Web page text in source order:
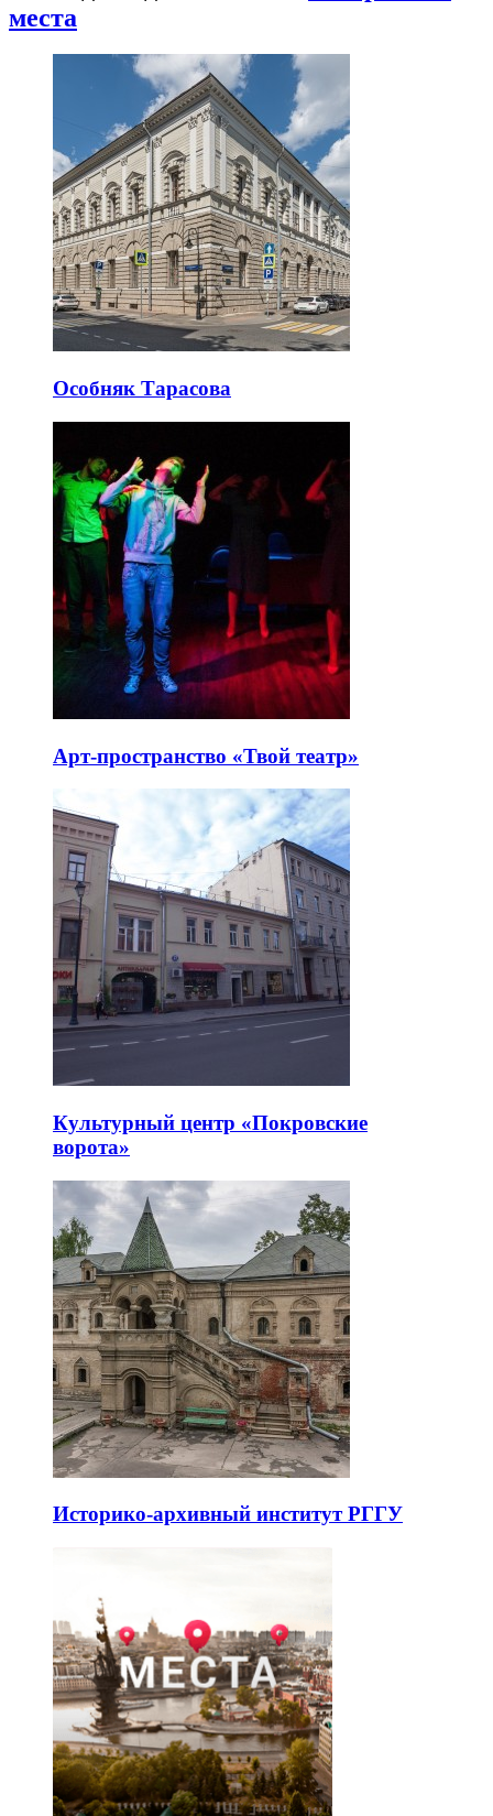
места
Особняк Тарасова
Арт-пространство «Твой театр»
Культурный центр «Покровские
ворота»
Историко-архивный институт РГГУ